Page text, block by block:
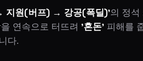
지원(버프) → 강공(폭딜)'의 정석
연속으로 터뜨려 '혼돈' 피해를
다.